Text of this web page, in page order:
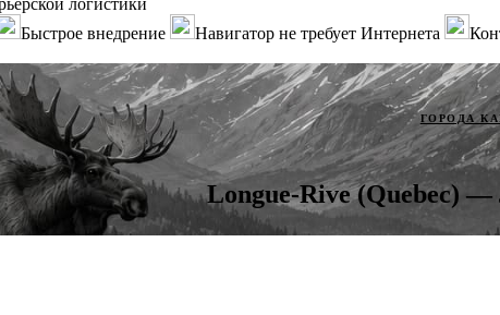
логистики
Быстрое внедрение Навигатор не требует Интернета
ГОРОДА
Longue-Rive (Quebec) —